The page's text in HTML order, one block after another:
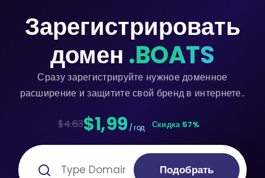
Зарегистрировать
домен .BOATS
Сразу зарегистрируйте нужное доменное
расширение и защитите свой бренд в интернете..
$4.63$1,99 / год Скидка 57%
Подобрать